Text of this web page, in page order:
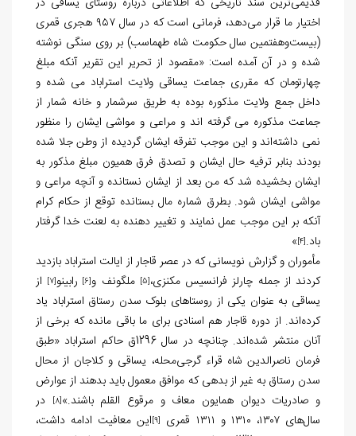
اختیار ما قرار می‌دهد، فرمانی است که در سال ۹۵۷ هجری قمری
(بیست‌وهفتمین سال حکومت شاه طهماسب) بر روی سنگی نوشته
شده و در آن آمده است: «مقصود از تحریر این تقریر آنکه مبلغ
چهارتومان که مقرری جماعت یساقی ولایت استراباد می شده و
داخل جمع ولایت مذکوره بوده به طریق سرشمار و خانه شمار از
جماعت مذکوره می گرفته اند و مراعی و مواشی ایشان را منظور
نمی داشته‌اند و این موجب تفرقه ایشان گردیده از وطن جلا شده
بودند بنابر ترفیه حال ایشان و تصدق فرق همیون مبلغ مذکور به
ایشان بخشیده شد که من بعد از ایشان نستانده و آنچه مراعی و
مواشی ایشان شود. بطرق شماره مال بستانده توقع از حکام کرام
آنکه بر این موجب عمل نمایند و تغییر دهنده به لعنت خدا گرفتار
باد.[4]
»
مأموران و گزارش نویسانی که در عصر قاجار از ایالت استراباد بازدید
کردند از جمله چارلز فرانسیس مکنزی،[5] ملگونف و[6] رابینو[7]
از
یساقی به عنوان یکی از روستاهای بلوک سدن رستاق استراباد یاد
کرده‌اند. از دوره قاجار هم اسنادی برای ما باقی مانده که برخی از
آنان منتشر شده‌اند. چنانچه در سال 1296ق حاکم استراباد «طبق
فرمان ناصرالدین شاه قراء گرجی‌محله، یساقی و کلاجان از محال
سدن رستاق به غیر از بدهی که موافق معمول باید بدهند از عوارض
و صادریات دیوان همایون معاف و مرقوع القلم باشند.»[8]
در
سال‌های ۱۳۰۷، ۱۳۱۰ و ۱۳۱۱ قمری
[9] این معافیت ادامه داشت،